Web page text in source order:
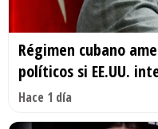
Régimen cubano
políticos si EE.UU.
Hace 1 día